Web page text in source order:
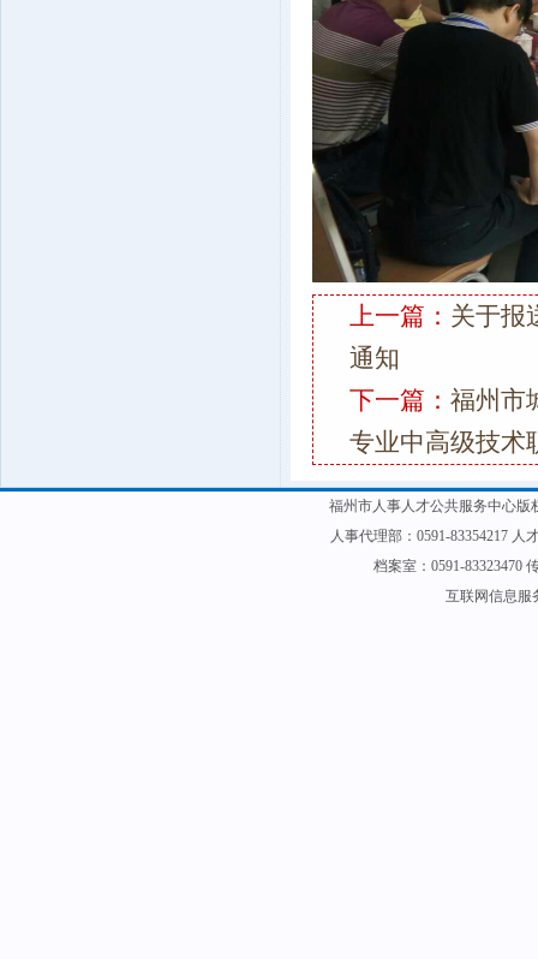
上一篇： 关于报
通知
下一篇： 福州市
专业中高级技术
福州市人事人才公共服务中心版
人事代理部：0591-83354217 人
档案室：0591-83323470
互联网信息服